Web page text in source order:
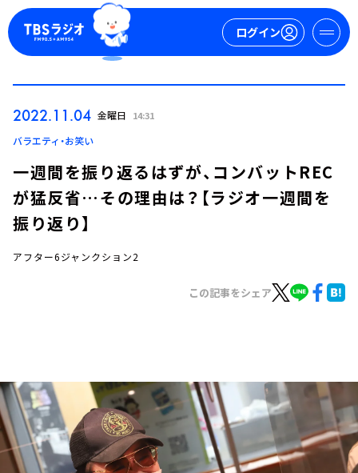
ログイン
ログイン
イベント・グッズ
YouTube
会社情報
2022.11.04 金曜日 14:31
バラエティ・お笑い
一週間を振り返るはずが、コンバットREC
が猛反省…その理由は？【ラジオ一週間を
振り返り】
アフター6ジャンクション2
この記事をシェア